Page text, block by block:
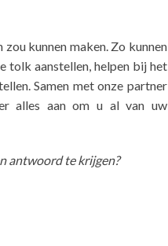
kunnen maken. Zo kunnen
tolk aanstellen, helpen bij het
Samen met onze partner
er alles aan om u al van uw
antwoord te krijgen?